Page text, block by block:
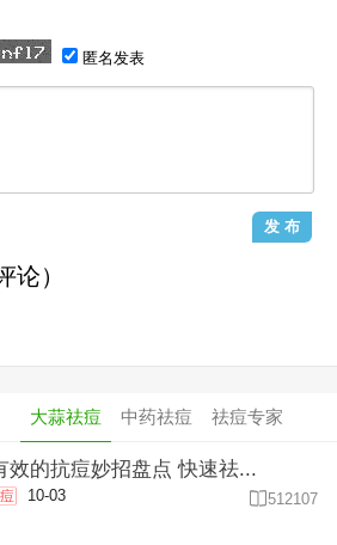
匿名发表
论）
大蒜祛痘 中药祛痘 祛痘专家
效的抗痘妙招盘点 快速祛...
10-03 512107